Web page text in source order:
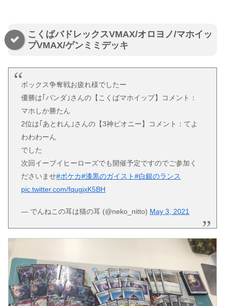
こくばバドレックスVMAX/オロヨノ/マホイッ
プVMAX/ゲンミミデッキ
ボックス争奪戦お疲れ様でしたー
優勝は｢パンダ｣さんの【こくばマホイップ】コメント：
マホしか勝たん
2位は｢あとれん｣さんの【3神ピオニー】コメント：てよ
わわわーん
でした
次回イーブイヒーローズでも開催予定ですのでご参加く
ださいませ#ポケカ#漆黒のガイスト#白銀のランス
pic.twitter.com/fqugjxK5BH
— でんねこの耳は猫の耳 (@neko_nitto) May 3, 2021